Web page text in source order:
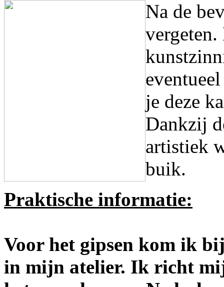
Na de
je deze
Dankzij
artistiek
buik.
Praktische informatie:
Voor het gipsen kom ik
in mijn atelier. Ik richt